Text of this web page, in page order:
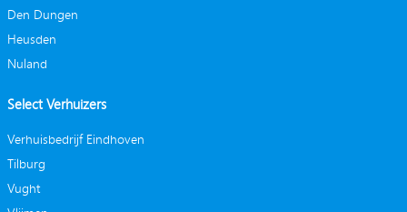
Den Dungen
Heusden
Nuland
Select Verhuizers
Verhuisbedrijf Eindhoven
Tilburg
Vught